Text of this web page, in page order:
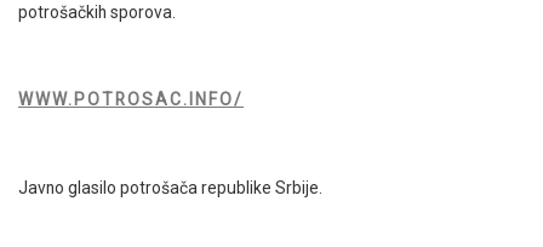
potrošačkih sporova.
WWW.POTROSAC.INFO/
Javno glasilo potrošača republike Srbije.